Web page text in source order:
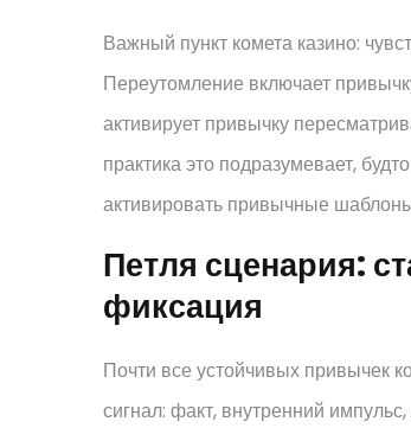
Важный пункт комета казино:
Переутомление включает
активирует привычку
практика это подразумевает,
активировать привычные
Петля сценария:
фиксация
Почти все устойчивых привычек
сигнал: факт, внутренний